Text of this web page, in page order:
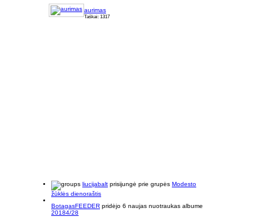
aurimas
Taškai: 1317
liucijabalt prisijungė prie grupės Modesto
žūklės dienoraštis
BotagasFEEDER pridėjo 6 naujas nuotraukas albume
20184/28